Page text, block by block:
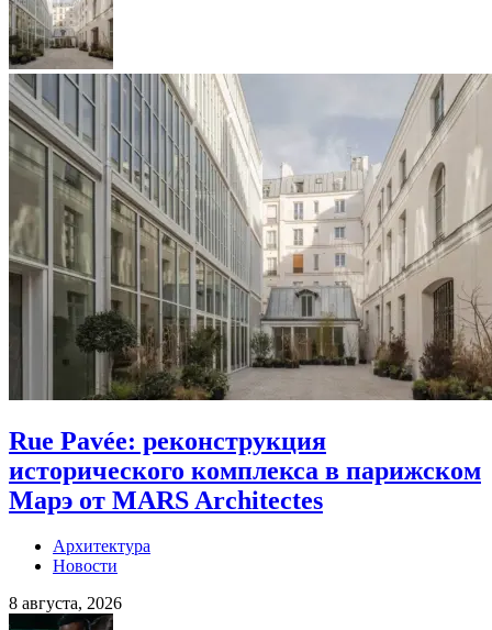
Rue Pavée: реконструкция
исторического комплекса в парижском
Марэ от MARS Architectes
Архитектура
Новости
8 августа, 2026